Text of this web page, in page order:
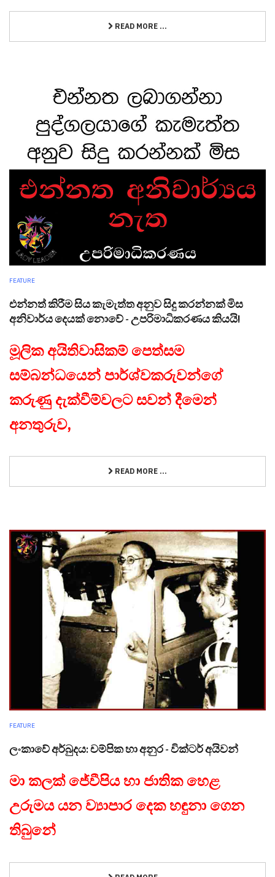
READ MORE ...
FEATURE
එන්නත් කිරීම සිය කැමැත්ත අනුව සිදු කරන්නක් මිස
අනිවාර්ය දෙයක් නොවේ - උපරිමාධිකරණය කියයි!
මූලික අයිතිවාසිකම් පෙත්සම
සම්බන්ධයෙන් පාර්ශ්වකරුවන්ගේ
කරුණු දැක්වීම්වලට සවන් දීමෙන්
අනතුරුව,
READ MORE ...
FEATURE
ලංකාවේ අර්බුදය: චම්පික හා අනුර - වික්ටර් අයිවන්
මා කලක් ජේවීපිය හා ජාතික හෙළ
උරුමය යන ව්‍යාපාර දෙක හඳුනා ගෙන
තිබුනේ